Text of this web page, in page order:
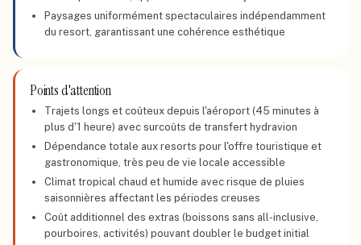
Paysages uniformément spectaculaires indépendamment
du resort, garantissant une cohérence esthétique
Points d'attention
Trajets longs et coûteux depuis l'aéroport (45 minutes à
plus d'1 heure) avec surcoûts de transfert hydravion
Dépendance totale aux resorts pour l'offre touristique et
gastronomique, très peu de vie locale accessible
Climat tropical chaud et humide avec risque de pluies
saisonnières affectant les périodes creuses
Coût additionnel des extras (boissons sans all-inclusive,
pourboires, activités) pouvant doubler le budget initial